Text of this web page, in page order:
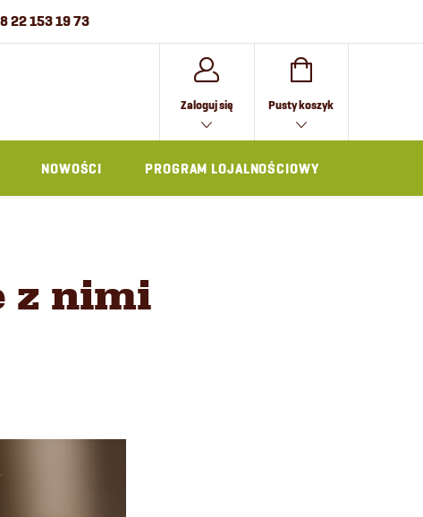
22 153 19 73
Zaloguj się KOSZYK
Pusty koszyk
NOWOŚCI PROGRAM LOJALNOŚCIOWY
z nimi